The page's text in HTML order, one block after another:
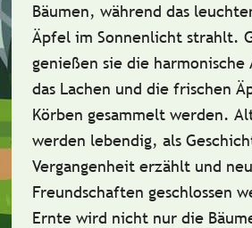
Bäumen, während das
Äpfel im Sonnenlicht strahlt.
genießen sie die harmonische
das Lachen und die frischen
Körben gesammelt werden.
werden lebendig, als
Vergangenheit erzählt und
Freundschaften geschlossen
Ernte wird nicht nur die